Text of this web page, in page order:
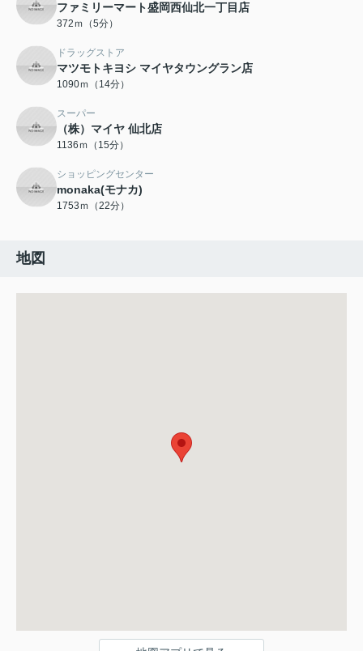
ファミリーマート盛岡西仙北一丁目店
372ｍ（5分）
ドラッグストア
マツモトキヨシ マイヤタウングラン店
1090ｍ（14分）
スーパー
（株）マイヤ 仙北店
1136ｍ（15分）
ショッピングセンター
monaka(モナカ)
1753ｍ（22分）
地図